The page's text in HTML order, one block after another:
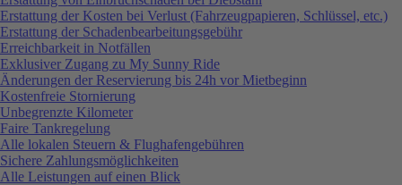
Erstattung der Kosten bei Verlust (Fahrzeugpapieren, Schlüssel, etc.)
Erstattung der Schadenbearbeitungsgebühr
Erreichbarkeit in Notfällen
Exklusiver Zugang zu My Sunny Ride
Änderungen der Reservierung bis 24h vor Mietbeginn
Kostenfreie Stornierung
Unbegrenzte Kilometer
Faire Tankregelung
Alle lokalen Steuern & Flughafengebühren
Sichere Zahlungsmöglichkeiten
Alle Leistungen auf einen Blick